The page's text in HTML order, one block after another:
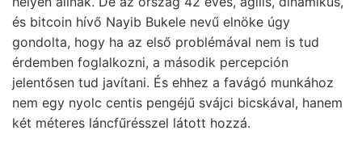
és bitcoin hívő Nayib Bukele nevű elnöke úgy
gondolta, hogy ha az első problémával nem is tud
érdemben foglalkozni, a második percepción
jelentősen tud javítani. És ehhez a favágó munkához
nem egy nyolc centis pengéjű svájci bicskával, hanem
két méteres láncfűrésszel látott hozzá.